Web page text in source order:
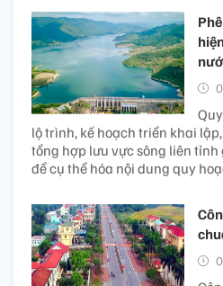
lộ trình, kế hoạch triển khai
tổng hợp lưu vực sông liên
để cụ thể hóa nội dung quy